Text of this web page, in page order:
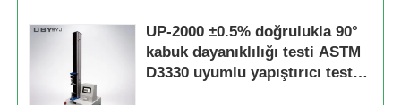
UP-2000 ±0.5% doğrulukla 90°
kabuk dayanıklılığı testi ASTM
D3330 uyumlu yapıştırıcı testi